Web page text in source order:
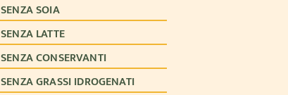
SENZA SOIA
SENZA LATTE
SENZA CONSERVANTI
SENZA GRASSI IDROGENATI